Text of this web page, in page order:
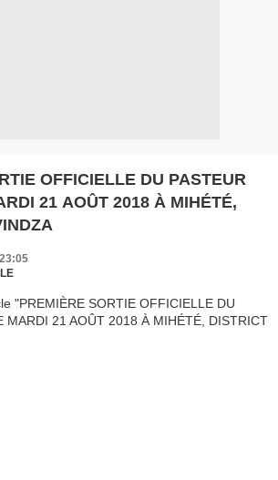
OFFICIELLE DU PASTEUR
21 AOÛT 2018 À MIHÉTÉ,